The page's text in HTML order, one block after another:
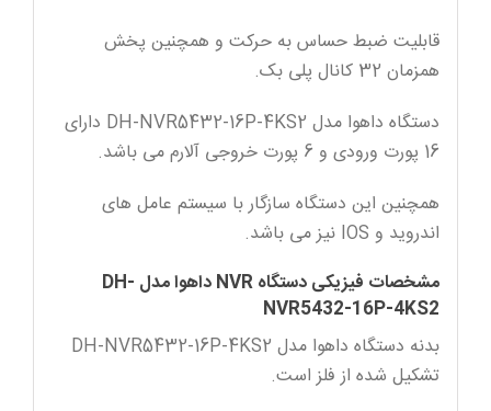
قابلیت ضبط حساس به حرکت و همچنین پخش
همزمان 32 کانال پلی بک.
دستگاه داهوا مدل DH-NVR5432-16P-4KS2 دارای
16 پورت ورودی و 6 پورت خروجی آلارم می باشد.
همچنین این دستگاه سازگار با سیستم عامل های
اندروید و IOS نیز می باشد.
مشخصات فیزیکی دستگاه NVR داهوا مدل DH-
NVR5432-16P-4KS2
بدنه دستگاه داهوا مدل DH-NVR5432-16P-4KS2
تشکیل شده از فلز است.